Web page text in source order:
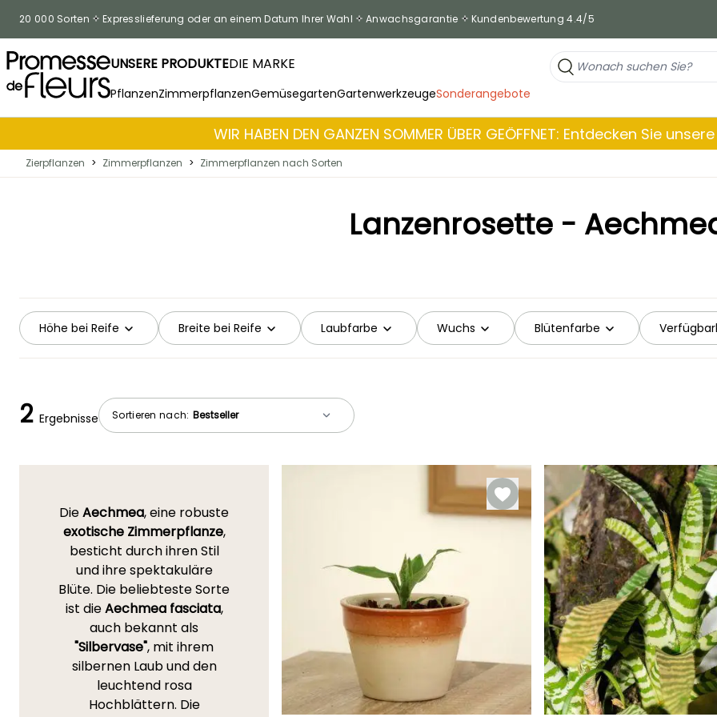
20 000 Sorten Expresslieferung oder an einem Datum Ihrer Wahl Anwachsgarantie Kundenbewertung 4.4/5
UNSERE PRODUKTEDIE MARKE
PflanzenZimmerpflanzenGemüsegartenGartenwerkzeugeSonderangebote
WIR HABEN DEN GANZEN SOMMER ÜBER GEÖFFNET: Entdecken Sie
Zierpflanzen > Zimmerpflanzen > Zimmerpflanzen nach Sorten
Lanzenrosette -
Höhe bei Reife Breite bei Reife Laubfarbe Wuchs Blütenfarbe
Sortieren nach:
2 Ergebnisse
DieAechmea, eine robuste
exotische Zimmerpflanze,
besticht durch ihren Stil
und ihre spektakuläre
Blüte. Die beliebteste Sorte
ist dieAechmea fasciata,
auch bekannt als
"Silbervase", mit ihrem
silbernen Laub und den
leuchtend rosa
Hochblättern. Die